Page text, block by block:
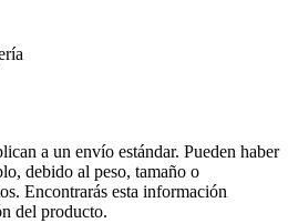
a un envío estándar. Pueden haber
debido al peso, tamaño o
Encontrarás esta información
del producto.